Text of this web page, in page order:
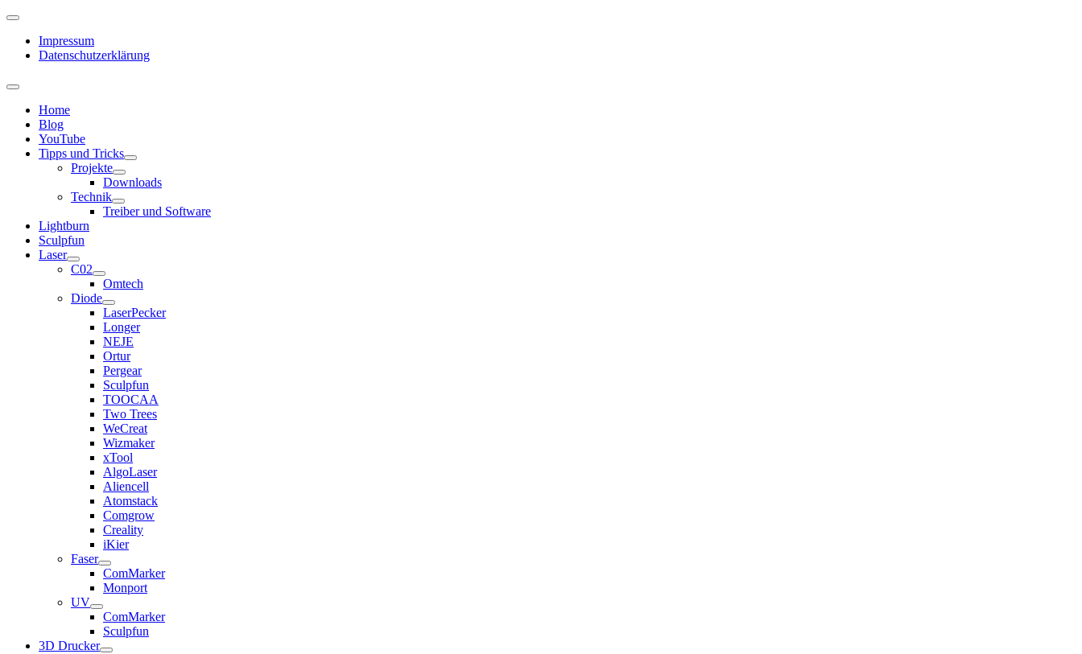
Impressum
Datenschutzerklärung
Home
Blog
YouTube
Tipps und Tricks
Projekte
Downloads
Technik
Treiber und Software
Lightburn
Sculpfun
Laser
C02
Omtech
Diode
LaserPecker
Longer
NEJE
Ortur
Pergear
Sculpfun
TOOCAA
Two Trees
WeCreat
Wizmaker
xTool
AlgoLaser
Aliencell
Atomstack
Comgrow
Creality
iKier
Faser
ComMarker
Monport
UV
ComMarker
Sculpfun
3D Drucker